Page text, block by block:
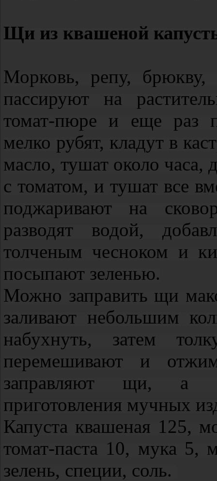
Щи из квашеной
Морковь, репу, брюкву,
пассируют на
томат‑пюре и еще раз
мелко рубят, кладут в
масло, тушат около часа,
с томатом, и тушат все
поджаривают на
разводят водой,
толченым чесноком и
посыпают зеленью.
Можно заправить щи
заливают небольшим
набухнуть, затем
перемешивают и
заправляют щи, а
приготовления мучных
Капуста квашеная 125,
томат‑паста 10, мука 5,
зелень, специи, соль.